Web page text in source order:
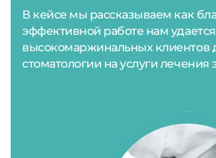
В кейсе мы рассказываем как
эффективной работе нам
высокомаржинальных клиентов
стоматологии на услуги лечения